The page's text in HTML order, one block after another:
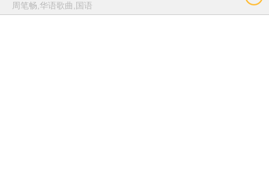
周笔畅,华语歌曲,国语